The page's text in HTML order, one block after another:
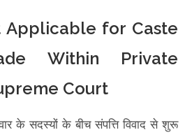
Applicable for Caste
Within Private
Court
के सदस्यों के बीच संपत्ति विवाद से शुरू